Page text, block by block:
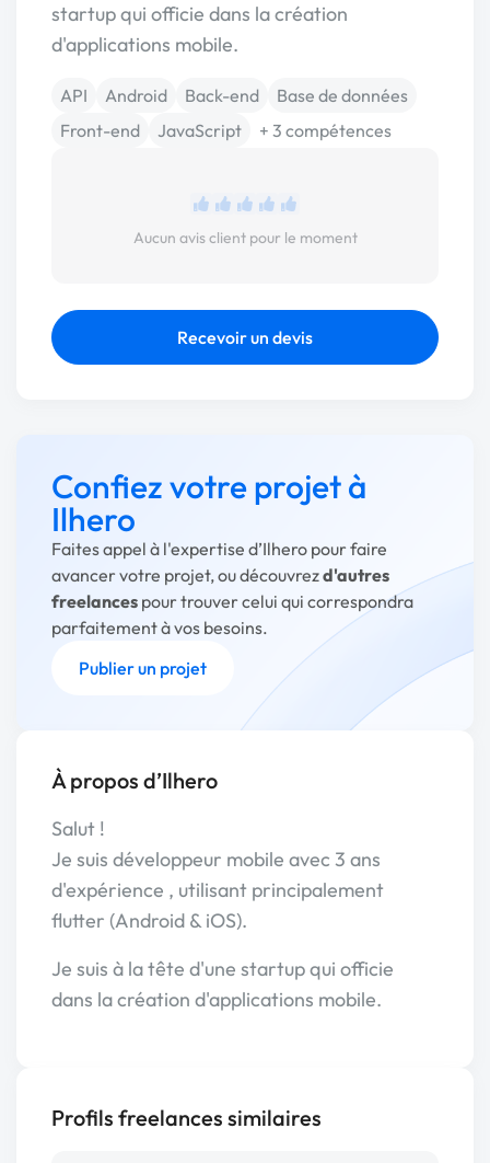
startup qui officie dans la création
d'applications mobile.
API Android Back-end
Base de données
Front-end
JavaScript + 3 compétences
Aucun avis client pour le moment
Recevoir un devis
Confiez votre projet à
Ilhero
Faites appel à l'expertise d’Ilhero pour faire
avancer votre projet, ou découvrezd'autres
freelances pour trouver celui qui correspondra
parfaitement à vos besoins.
Publier un projet
À propos d’Ilhero
Salut !
Je suis développeur mobile avec 3 ans
d'expérience , utilisant principalement
flutter (Android & iOS).
Je suis à la tête d'une startup qui officie
dans la création d'applications mobile.
Profils freelances similaires